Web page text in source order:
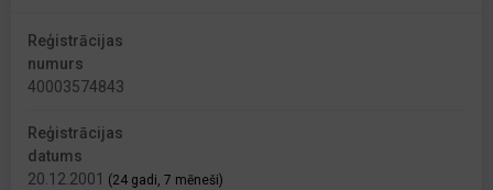
Reģistrācijas
numurs
40003574843
Reģistrācijas
datums
20.12.2001 (24 gadi, 7 mēneši)